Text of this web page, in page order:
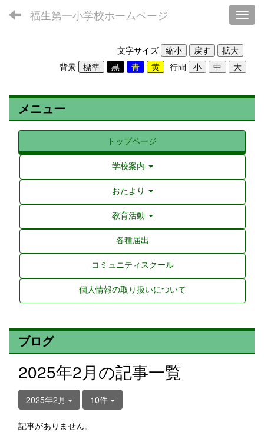
福生第一小学校ホームページ
文字サイズ
背景
行間
メニュー
トップページ
学校案内
おたより
教育活動
各種届出
コミュニティスクール
個人情報の取り扱いについて
ブログ
2025年2月の記事一覧
2025年2月 10件
記事がありません。